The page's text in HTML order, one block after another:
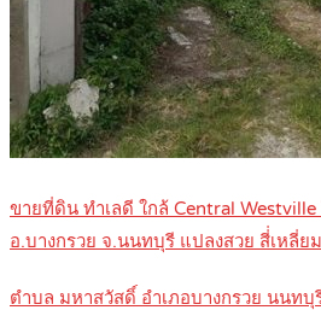
ขายที่ดิน ทำเลดี ใกล้ Central
อ.บางกรวย จ.นนทบุรี แปลงสวย สี่่เหลี่
ตำบล มหาสวัสดิ์ อำเภอบางกรวย นนทบุ